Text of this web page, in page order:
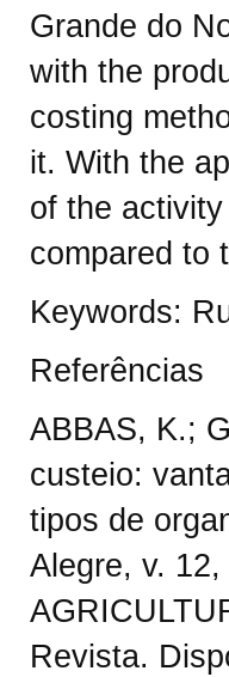
Grande do
with the
costing
it. With the
of the
compared to
Keywords:
Referências
ABBAS, K.;
custeio:
tipos de
Alegre, v.
Revista.